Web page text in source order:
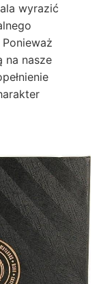
wyrazić
Ponieważ
na nasze